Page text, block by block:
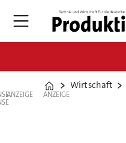
Home
Wirtschaft
ANZEIGE ANZEIGE